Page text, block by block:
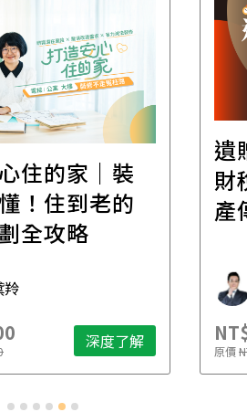
住的家｜裝
！住到老的
全攻略
羚
深度了解
遺
財
產
原價